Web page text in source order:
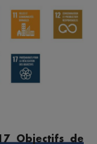
Objectifs de